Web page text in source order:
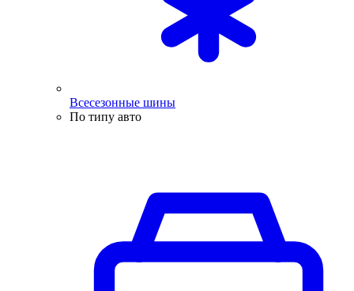
Всесезонные шины
По типу авто